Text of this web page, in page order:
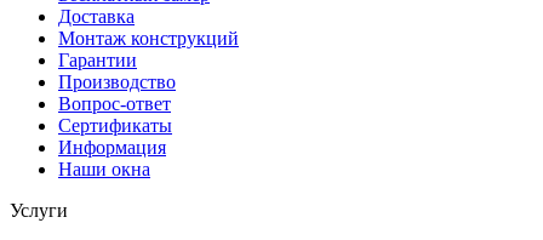
Доставка
Монтаж конструкций
Гарантии
Производство
Вопрос-ответ
Сертификаты
Информация
Наши окна
Услуги